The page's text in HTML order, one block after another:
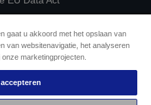
aan toegankelijkheid
gaat u akkoord met het opslaan van
van websitenavigatie, het analyseren
marketingprojecten.